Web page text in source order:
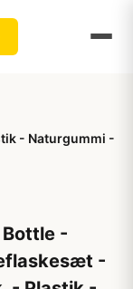
- Naturgummi -
Bottle -
-